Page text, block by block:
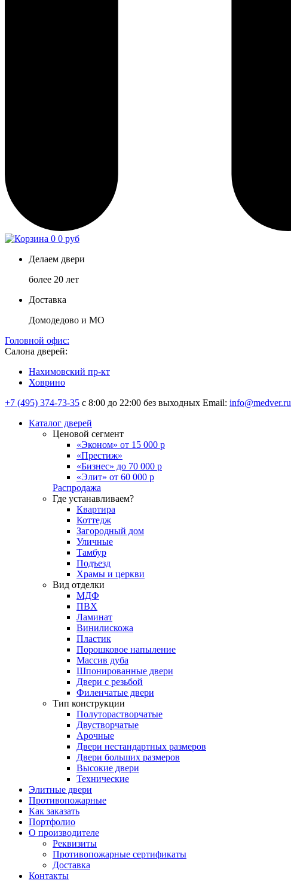
0 0 руб
Делаем двери
более 20 лет
Доставка
Домодедово и МО
Головной офис:
Салона дверей:
Нахимовский пр-кт
Ховрино
+7 (495) 374-73-35 с 8:00 до 22:00 без выходных Email: info@medver.ru
Каталог дверей
Ценовой сегмент
«Эконом» от 15 000 р
«Престиж»
«Бизнес» до 70 000 р
«Элит» от 60 000 р
Распродажа
Где устанавливаем?
Квартира
Коттедж
Загородный дом
Уличные
Тамбур
Подъезд
Храмы и церкви
Вид отделки
МДФ
ПВХ
Ламинат
Винилискожа
Пластик
Порошковое напыление
Массив дуба
Шпонированные двери
Двери с резьбой
Филенчатые двери
Тип конструкции
Полуторастворчатые
Двустворчатые
Арочные
Двери нестандартных размеров
Двери больших размеров
Высокие двери
Технические
Элитные двери
Противопожарные
Как заказать
Портфолио
О производителе
Реквизиты
Противопожарные сертификаты
Доставка
Контакты